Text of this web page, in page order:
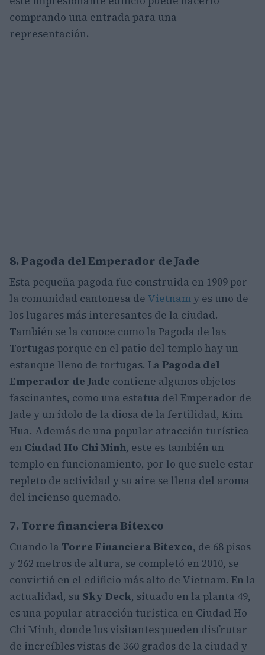
comprando una entrada para una
representación.
8. Pagoda del Emperador de Jade
Esta pequeña pagoda fue construida en 1909 por
la comunidad cantonesa de Vietnamy es uno de
los lugares más interesantes de la ciudad.
También se la conoce como la Pagoda de las
Tortugas porque en el patio del templo hay un
estanque lleno de tortugas. La Pagoda del
Emperador de Jade contiene algunos objetos
fascinantes, como una estatua del Emperador de
Jade y un ídolo de la diosa de la fertilidad, Kim
Hua. Además de una popular atracción turística
en Ciudad Ho Chi Minh, este es también un
templo en funcionamiento, por lo que suele estar
repleto de actividad y su aire se llena del aroma
del incienso quemado.
7. Torre financiera Bitexco
Cuando la Torre Financiera Bitexco, de 68 pisos
y 262 metros de altura, se completó en 2010, se
convirtió en el edificio más alto de Vietnam. En la
actualidad, su Sky Deck, situado en la planta 49,
es una popular atracción turística en Ciudad Ho
Chi Minh, donde los visitantes pueden disfrutar
de increíbles vistas de 360 grados de la ciudad y